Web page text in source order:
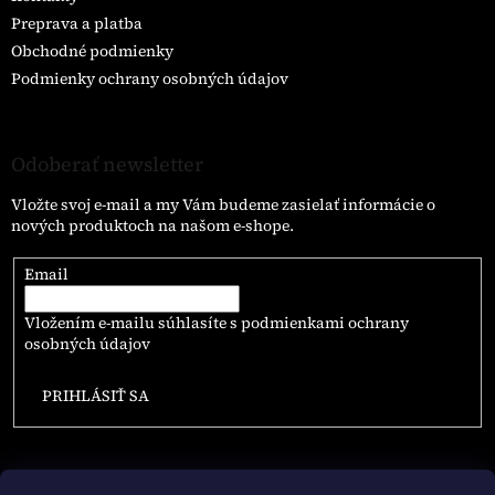
Preprava a platba
Obchodné podmienky
Podmienky ochrany osobných údajov
Odoberať newsletter
Vložte svoj e-mail a my Vám budeme zasielať informácie o
nových produktoch na našom e-shope.
Email
Vložením e-mailu súhlasíte s podmienkami ochrany
osobných údajov
PRIHLÁSIŤ SA